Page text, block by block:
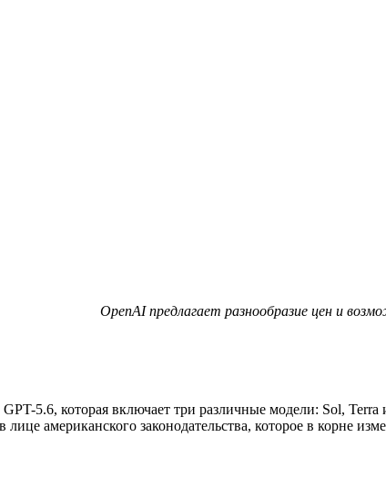
OpenAI предлагает разнообразие цен и
5.6, которая включает три различные модели: Sol,
американского законодательства, которое в корне